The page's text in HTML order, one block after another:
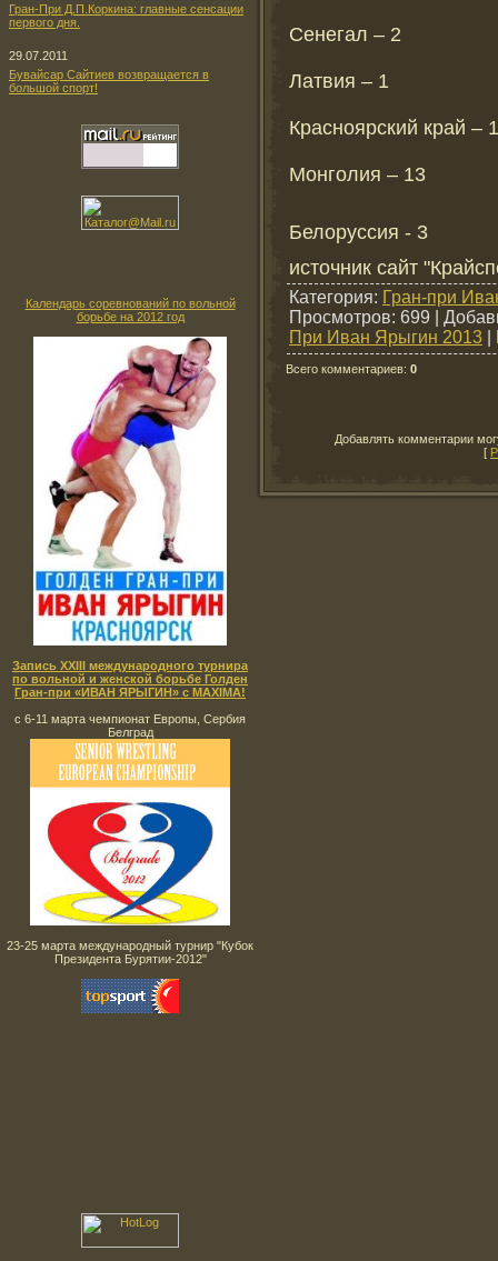
Гран-При Д.П.Коркина: главные сенсации
первого дня.
29.07.2011
Бувайсар Сайтиев возвращается в
большой спорт!
Календарь соревнований по вольной
борьбе на 2012 год
Запись XXIII международного турнира
по вольной и женской борьбе Голден
Гран-при «ИВАН ЯРЫГИН» с MAXIMA!
с 6-11 марта чемпионат Европы, Сербия
Белград
23-25 марта международный турнир "Кубок
Президента Бурятии-2012"
Сенегал – 2
Латвия – 1
Красноярский край –
Монголия – 13
Белоруссия - 3
источник сайт
Категория: Гран-при
Просмотров: 699 |
При Иван Ярыгин 2013
Всего комментариев: 0
Добавлять комментарии
[